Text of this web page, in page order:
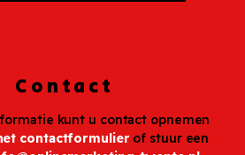
Contact
kunt u contact opnemen
contactformulierof stuur een